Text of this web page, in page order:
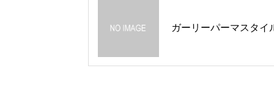
ガーリーパーマスタイ